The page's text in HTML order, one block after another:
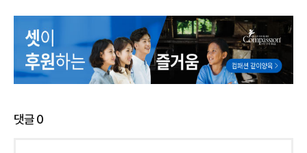
댓글0